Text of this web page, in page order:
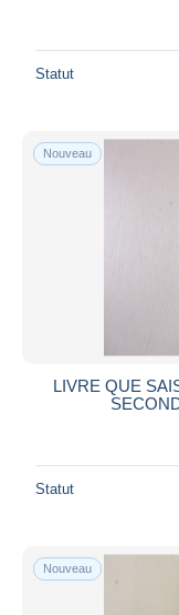
Statut
Nouveau
LIVRE QUE
Statut
Nouveau